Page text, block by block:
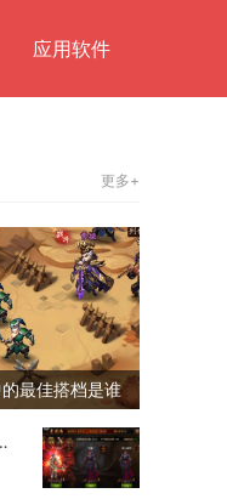
应用软件
更多+
最佳搭档是谁
有哪些要点